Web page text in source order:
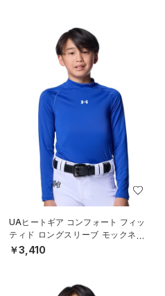
UAヒートギア コンフォート フィッ
ティド ロングスリーブ モックネッ
ク シャツ（ベースボール/BOYS）
￥3,410